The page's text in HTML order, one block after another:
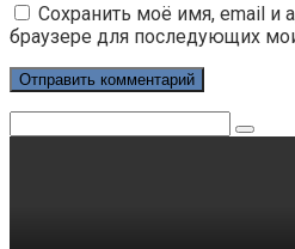
Сохранить моё имя, email и
браузере для последующих